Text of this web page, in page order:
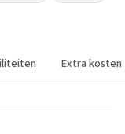
Extra kosten